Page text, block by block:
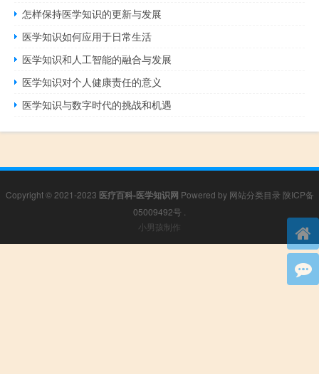
怎样保持医学知识的更新与发展
医学知识如何应用于日常生活
医学知识和人工智能的融合与发展
医学知识对个人健康责任的意义
医学知识与数字时代的挑战和机遇
Copyright © 2021-2023 医疗百科-医学知识网 Powered by 网站分类目录 陕ICP备
05009492号
小男孩制作